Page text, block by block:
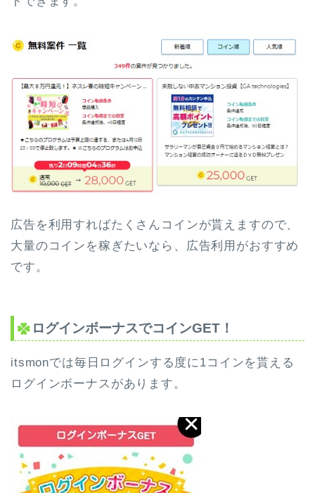
広告を利用すればたくさんコインが貰えますので、
大量のコインを稼ぎたいなら、広告利用がおすすめ
です。
ログインボーナスでコインGET！
itsmonでは毎日ログインする度に1コインを貰える
ログインボーナスがあります。